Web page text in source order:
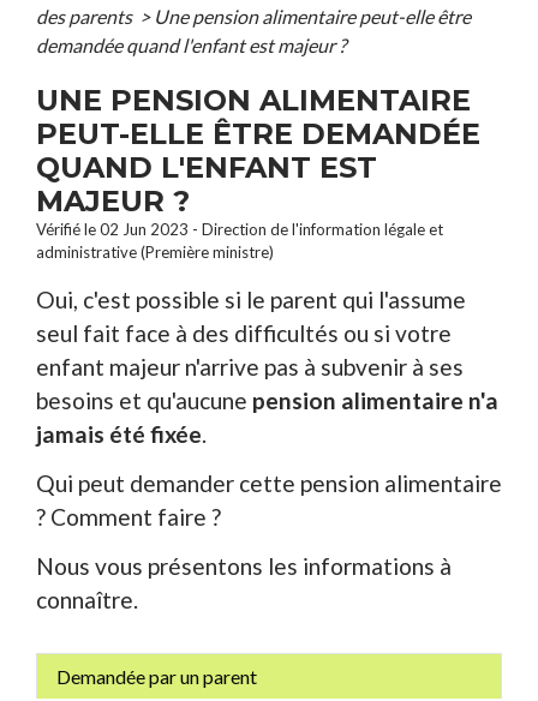
des parents > Une pension alimentaire peut-elle être
demandée quand l'enfant est majeur ?
UNE PENSION ALIMENTAIRE
PEUT-ELLE ÊTRE DEMANDÉE
QUAND L'ENFANT EST
MAJEUR ?
Vérifié le 02 Jun 2023 - Direction de l'information légale et
administrative (Première ministre)
Oui, c'est possible si le parent qui l'assume
seul fait face à des difficultés ou si votre
enfant majeur n'arrive pas à subvenir à ses
besoins et qu'aucune pension alimentaire n'a
jamais été fixée
Qui peut demander cette pension alimentaire
? Comment faire ?
Nous vous présentons les informations à
connaître.
Demandée par un parent